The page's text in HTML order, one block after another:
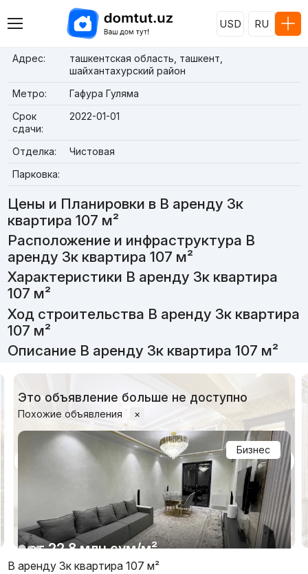
USD RU
Адрес:
ташкентская область, ташкент,
шайхантахурский район
Метро:
Гафура Гуляма
Срок
сдачи:
2022-01-01
Отделка:
Чистовая
Парковка:
Цены и Планировки в В аренду 3к
квартира 107 м²
Расположение и инфраструктура В
аренду 3к квартира 107 м²
Характеристики В аренду 3к квартира
107 м²
Ход строительства В аренду 3к квартира
107 м²
Описание В аренду 3к квартира 107 м²
Это объявление больше не доступно
Похожие объявления ×
Бизнес
от22.8 млн сум/м²
1/15
В аренду 3к квартира 107 м²